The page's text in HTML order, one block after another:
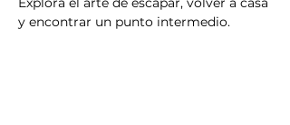
y encontrar un punto intermedio.